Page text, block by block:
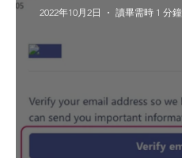
2022年10月2日 讀畢需時 1 分鐘